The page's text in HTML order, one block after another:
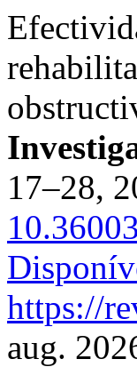
17–28,
https://
aug.